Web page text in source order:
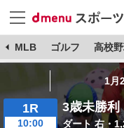
MLB ゴルフ 高校
1月
1R
10:00
3歳未勝利
ダート 右・